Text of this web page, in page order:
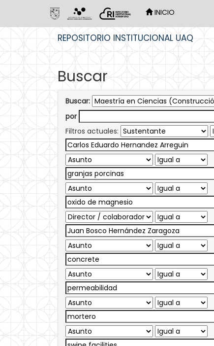
INICIO
REPOSITORIO INSTITUCIONAL UAQ
Buscar
Buscar:
por
Filtros actuales: